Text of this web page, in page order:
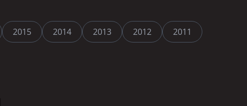
2015 2014 2013 2012 2011